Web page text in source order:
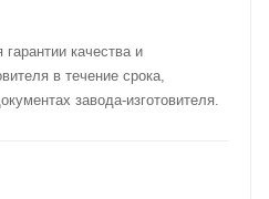
качества и
в течение срока,
завода-изготовителя.